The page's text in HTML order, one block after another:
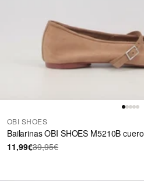
OBI SHOES
Bailarinas OBI SHOES M5210B cuero
11,99€39,95€